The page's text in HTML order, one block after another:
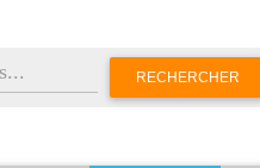
RECHERCHER